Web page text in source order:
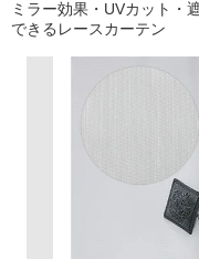
ミラー効果・UVカット・
できるレースカーテン